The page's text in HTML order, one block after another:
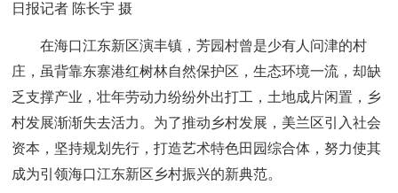
日报记者 陈长宇 摄
在海口江东新区演丰镇，芳园村曾是少有人问津的村
庄，虽背靠东寨港红树林自然保护区，生态环境一流，却缺
乏支撑产业，壮年劳动力纷纷外出打工，土地成片闲置，乡
村发展渐渐失去活力。为了推动乡村发展，美兰区引入社会
资本，坚持规划先行，打造艺术特色田园综合体，努力使其
成为引领海口江东新区乡村振兴的新典范。